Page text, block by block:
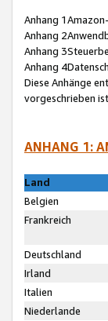
Anhang
Anhang
Anhang
Anhang
Diese Anhänge
vorgeschrieben
ANHANG 1:
Land
Belgien
Frankreich
Deutschland
Irland
Italien
Niederlande